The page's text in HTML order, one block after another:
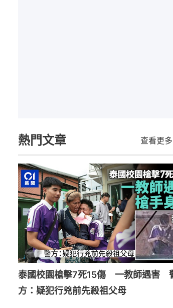
熱門文章 查看更多
泰國校園槍擊7死15傷 一教師遇害
方：疑犯行兇前先殺祖父母